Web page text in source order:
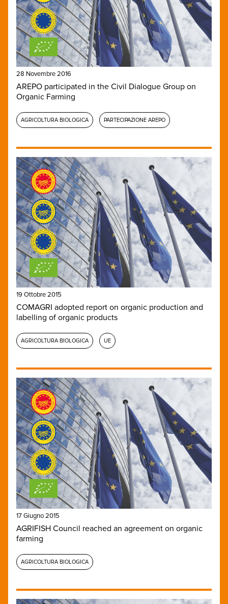
28 Novembre 2016
AREPO participated in the Civil Dialogue Group on
Organic Farming
AGRICOLTURA BIOLOGICA PARTECIPAZIONE AREPO
19 Ottobre 2015
COMAGRI adopted report on organic production and
labelling of organic products
AGRICOLTURA BIOLOGICA UE
17 Giugno 2015
AGRIFISH Council reached an agreement on organic
farming
AGRICOLTURA BIOLOGICA